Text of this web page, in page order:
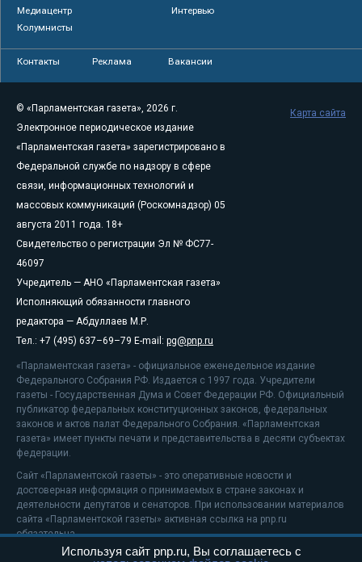
Медиацентр
Интервью
Колумнисты
Контакты Реклама Вакансии
© «Парламентская газета», 2026 г.
Электронное периодическое издание
«Парламентская газета» зарегистрировано в
Федеральной службе по надзору в сфере
связи, информационных технологий и
массовых коммуникаций (Роскомнадзор) 05
августа 2011 года. 18+
Свидетельство о регистрации Эл № ФС77-
46097
Учредитель — АНО «Парламентская газета»
Исполняющий обязанности главного
редактора — Абдуллаев М.Р.
Тел.: +7 (495) 637–69–79 E-mail: pg@pnp.ru
«Парламентская газета» - официальное еженедельное издание
Федерального Собрания РФ. Издается с 1997 года. Учредители
газеты - Государственная Дума и Совет Федерации РФ. Официальный
публикатор федеральных конституционных законов, федеральных
законов и актов палат Федерального Собрания. «Парламентская
газета» имеет пункты печати и представительства в десяти субъектах
федерации.
Сайт «Парламентской газеты» - это оперативные новости и
достоверная информация о принимаемых в стране законах и
деятельности депутатов и сенаторов. При использовании материалов
сайта «Парламентской газеты» активная ссылка на pnp.ru
обязательна.
На информационном ресурсе применяютсярекомендательные
Карта сайта
Используя сайт pnp.ru, Вы соглашаетесь с